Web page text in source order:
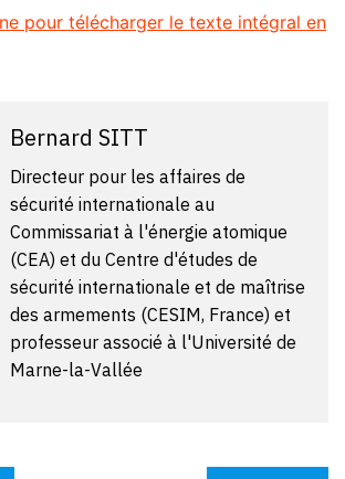
pour télécharger le texte intégral en
Bernard SITT
Directeur pour les affaires de
sécurité internationale au
Commissariat à l'énergie atomique
(CEA) et du Centre d'études de
sécurité internationale et de maîtrise
des armements (CESIM, France) et
professeur associé à l'Université de
Marne-la-Vallée